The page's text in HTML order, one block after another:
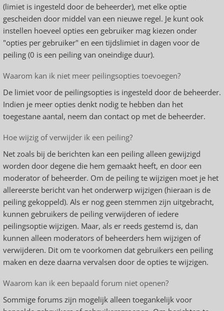
(limiet is ingesteld door de beheerder), met elke optie
gescheiden door middel van een nieuwe regel. Je kunt ook
instellen hoeveel opties een gebruiker mag kiezen onder
"opties per gebruiker" en een tijdslimiet in dagen voor de
peiling (0 is een peiling van oneindige duur).
Waarom kan ik niet meer peilingsopties toevoegen?
De limiet voor de peilingsopties is ingesteld door de beheerder.
Indien je meer opties denkt nodig te hebben dan het
toegestane aantal, neem dan contact op met de beheerder.
Hoe wijzig of verwijder ik een peiling?
Net zoals bij de berichten kan een peiling alleen gewijzigd
worden door degene die hem gemaakt heeft, en door een
moderator of beheerder. Om de peiling te wijzigen moet je het
allereerste bericht van het onderwerp wijzigen (hieraan is de
peiling gekoppeld). Als er nog geen stemmen zijn uitgebracht,
kunnen gebruikers de peiling verwijderen of iedere
peilingsoptie wijzigen. Maar, als er reeds gestemd is, dan
kunnen alleen moderators of beheerders hem wijzigen of
verwijderen. Dit om te voorkomen dat gebruikers een peiling
maken en deze daarna vervalsen door de opties te wijzigen.
Waarom kan ik een bepaald forum niet openen?
Sommige forums zijn mogelijk alleen toegankelijk voor